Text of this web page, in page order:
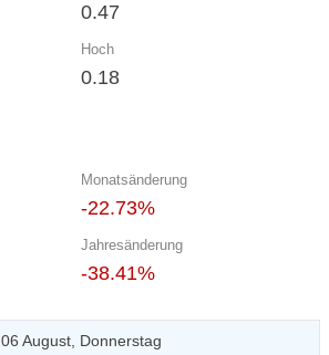
0.47
Hoch
0.18
Monatsänderung
-22.73%
Jahresänderung
-38.41%
06 August, Donnerstag